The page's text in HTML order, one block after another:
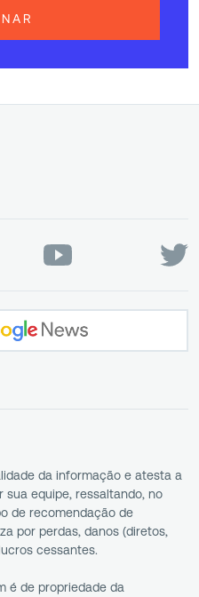
da informação e atesta a
equipe, ressaltando, no
de recomendação de
por perdas, danos (diretos,
cessantes.
é de propriedade da